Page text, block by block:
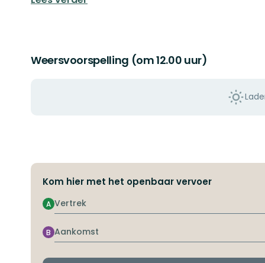
Weersvoorspelling (om 12.00 uur)
Kom hier met het openbaar vervoer
Vertrek
A
Aankomst
B